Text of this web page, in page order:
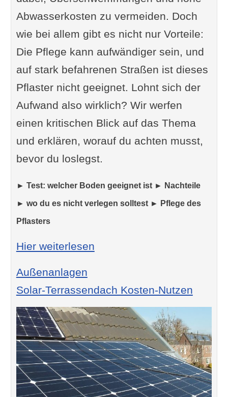
Abwasserkosten zu vermeiden. Doch
wie bei allem gibt es nicht nur Vorteile:
Die Pflege kann aufwändiger sein, und
auf stark befahrenen Straßen ist dieses
Pflaster nicht geeignet. Lohnt sich der
Aufwand also wirklich? Wir werfen
einen kritischen Blick auf das Thema
und erklären, worauf du achten musst,
bevor du loslegst.
► Test: welcher Boden geeignet ist ► Nachteile
► wo du es nicht verlegen solltest ► Pflege des
Pflasters
Hier weiterlesen: Versickerungsfähiges
Außenanlagen
Solar-Terrassendach Kosten-Nutzen